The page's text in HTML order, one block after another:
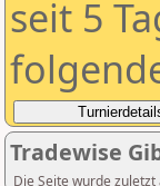
seit 5
Tradewise
Die Seite wurde